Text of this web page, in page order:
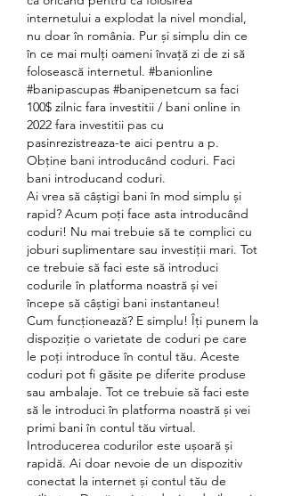
internetului a explodat la nivel mondial,
nu doar în românia. Pur și simplu din ce
în ce mai mulți oameni învață zi de zi să
folosească internetul. #banionline
#banipascupas #banipenetcum sa faci
100$ zilnic fara investitii / bani online in
2022 fara investitii pas cu
pasinrezistreaza-te aici pentru a p.
Obține bani introducând coduri. Faci
bani introducand coduri.
Ai vrea să câștigi bani în mod simplu și
rapid? Acum poți face asta introducând
coduri! Nu mai trebuie să te complici cu
joburi suplimentare sau investiții mari. Tot
ce trebuie să faci este să introduci
codurile în platforma noastră și vei
începe să câștigi bani instantaneu!
Cum funcționează? E simplu! Îți punem la
dispoziție o varietate de coduri pe care
le poți introduce în contul tău. Aceste
coduri pot fi găsite pe diferite produse
sau ambalaje. Tot ce trebuie să faci este
să le introduci în platforma noastră și vei
primi bani în contul tău virtual.
Introducerea codurilor este ușoară și
rapidă. Ai doar nevoie de un dispozitiv
conectat la internet și contul tău de